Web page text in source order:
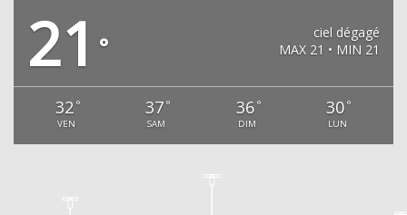
21 °
ciel dégagé
MAX 21 • MIN 21
32 °
VEN
37 °
SAM
36 °
DIM
30 °
LUN